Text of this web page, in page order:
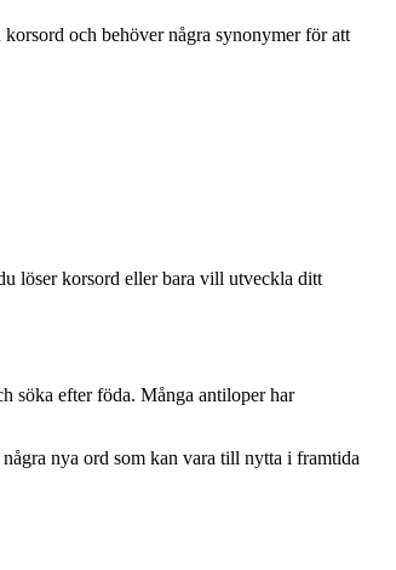
och behöver några synonymer för att
löser korsord eller bara vill utveckla ditt
söka efter föda. Många antiloper har
nya ord som kan vara till nytta i framtida